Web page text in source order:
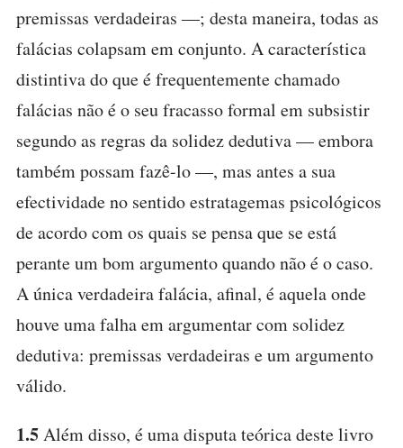
premissas verdadeiras —; desta maneira, todas as
falácias colapsam em conjunto. A característica
distintiva do que é frequentemente chamado
falácias não é o seu fracasso formal em subsistir
segundo as regras da solidez dedutiva — embora
também possam fazê-lo —, mas antes a sua
efectividade no sentido estratagemas psicológicos
de acordo com os quais se pensa que se está
perante um bom argumento quando não é o caso.
A única verdadeira falácia, afinal, é aquela onde
houve uma falha em argumentar com solidez
dedutiva: premissas verdadeiras e um argumento
válido.
1.5Além disso, é uma disputa teórica deste livro